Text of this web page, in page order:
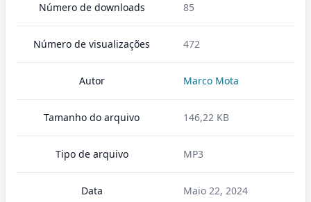
Número de downloads 85
Número de visualizações 472
Autor Marco Mota
Tamanho do arquivo 146,22 KB
Tipo de arquivo MP3
Data Maio 22, 2024